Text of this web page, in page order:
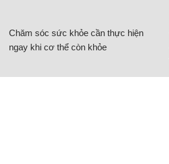
Chăm sóc sức khỏe cần thực hiện
ngay khi cơ thể còn khỏe